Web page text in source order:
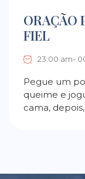
ORAÇÃO
FIEL
23:00 am-
Pegue um
queime e
cama, depois,